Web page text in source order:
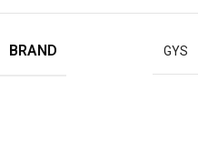
BRAND GYS